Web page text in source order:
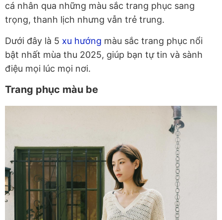
cá nhân qua những màu sắc trang phục sang
trọng, thanh lịch nhưng vẫn trẻ trung.
Dưới đây là 5 xu hướng màu sắc trang phục nổi
bật nhất mùa thu 2025, giúp bạn tự tin và sành
điệu mọi lúc mọi nơi.
Trang phục màu be